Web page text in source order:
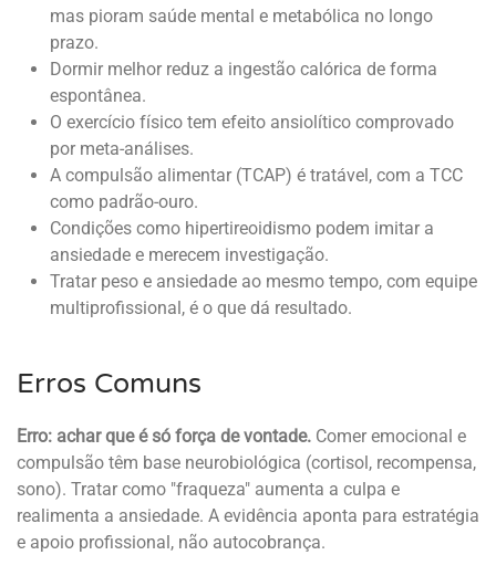
mas pioram saúde mental e metabólica no longo
prazo.
Dormir melhor reduz a ingestão calórica de forma
espontânea.
O exercício físico tem efeito ansiolítico comprovado
por meta-análises.
A compulsão alimentar (TCAP) é tratável, com a TCC
como padrão-ouro.
Condições como hipertireoidismo podem imitar a
ansiedade e merecem investigação.
Tratar peso e ansiedade ao mesmo tempo, com equipe
multiprofissional, é o que dá resultado.
Erros Comuns
Erro: achar que é só força de vontade. Comer emocional e
compulsão têm base neurobiológica (cortisol, recompensa,
sono). Tratar como "fraqueza" aumenta a culpa e
realimenta a ansiedade. A evidência aponta para estratégia
e apoio profissional, não autocobrança.